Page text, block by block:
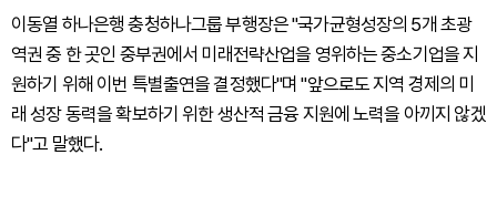
이동열 하나은행 충청하나그룹 부행장은 "국가균형성장의 5개 초광
역권 중 한 곳인 중부권에서 미래전략산업을 영위하는 중소기업을 지
원하기 위해 이번 특별출연을 결정했다"며 "앞으로도 지역 경제의 미
래 성장 동력을 확보하기 위한 생산적 금융 지원에 노력을 아끼지 않겠
다"고 말했다.